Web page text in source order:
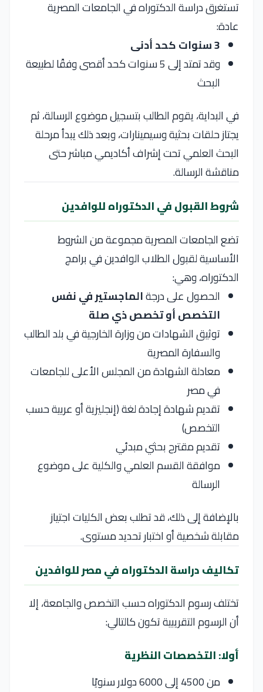
تستغرق دراسة الدكتوراه في الجامعات المصرية
عادة:
3 سنوات كحد أدنى
وقد تمتد إلى 5 سنوات كحد أقصى وفقًا لطبيعة
البحث
في البداية، يقوم الطالب بتسجيل موضوع الرسالة، ثم
يجتاز حلقات بحثية وسيمينارات، وبعد ذلك يبدأ مرحلة
البحث العلمي تحت إشراف أكاديمي مباشر حتى
مناقشة الرسالة.
شروط القبول في الدكتوراه للوافدين
تضع الجامعات المصرية مجموعة من الشروط
الأساسية لقبول الطلاب الوافدين في برامج
الدكتوراه، وهي:
الحصول على درجةالماجستير في نفس
التخصص أو تخصص ذي صلة
توثيق الشهادات من وزارة الخارجية في بلد الطالب
والسفارة المصرية
معادلة الشهادة من المجلس الأعلى للجامعات
في مصر
تقديم شهادة إجادة لغة (إنجليزية أو عربية حسب
التخصص)
تقديم مقترح بحثي مبدئي
موافقة القسم العلمي والكلية على موضوع
الرسالة
بالإضافة إلى ذلك، قد تطلب بعض الكليات اجتياز
مقابلة شخصية أو اختبار تحديد مستوى.
تكاليف دراسة الدكتوراه في مصر للوافدين
تختلف رسوم الدكتوراه حسب التخصص والجامعة، إلا
أن الرسوم التقريبية تكون كالتالي:
أولا: التخصصات النظرية
من 4500 إلى 6000 دولار سنويًا